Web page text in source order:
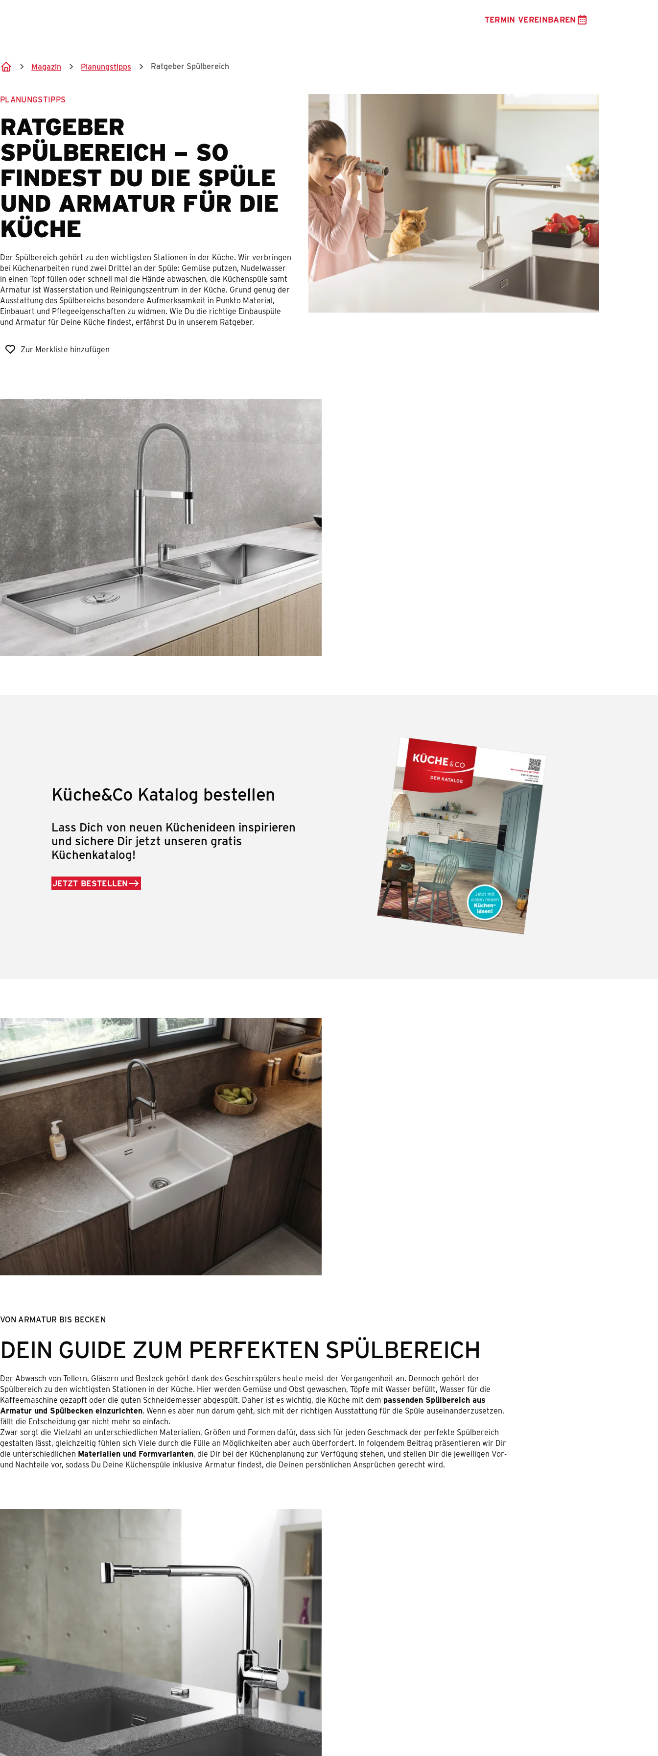
TERMIN VEREINBAREN
Magazin Planungstipps Ratgeber Spülbereich
PLANUNGSTIPPS
RATGEBER
SPÜLBEREICH – SO
FINDEST DU DIE SPÜLE
UND ARMATUR FÜR DIE
KÜCHE
Der Spülbereich gehört zu den wichtigsten Stationen in der Küche. Wir verbringen
bei Küchenarbeiten rund zwei Drittel an der Spüle: Gemüse putzen, Nudelwasser
in einen Topf füllen oder schnell mal die Hände abwaschen, die Küchenspüle samt
Armatur ist Wasserstation und Reinigungszentrum in der Küche. Grund genug der
Ausstattung des Spülbereichs besondere Aufmerksamkeit in Punkto Material,
Einbauart und Pflegeeigenschaften zu widmen. Wie Du die richtige Einbauspüle
und Armatur für Deine Küche findest, erfährst Du in unserem Ratgeber.
Zur Merkliste hinzufügen
Küche&Co Katalog bestellen
Lass Dich von neuen Küchenideen inspirieren
und sichere Dir jetzt unseren gratis
Küchenkatalog!
JETZT BESTELLEN
VON ARMATUR BIS BECKEN
DEIN GUIDE ZUM PERFEKTEN SPÜLBEREICH
Der Abwasch von Tellern, Gläsern und Besteck gehört dank des Geschirrspülers heute meist der Vergangenheit an. Dennoch gehört der
Spülbereich zu den wichtigsten Stationen in der Küche. Hier werden Gemüse und Obst gewaschen, Töpfe mit Wasser befüllt, Wasser für die
Kaffeemaschine gezapft oder die guten Schneidemesser abgespült. Daher ist es wichtig, die Küche mit dem passenden Spülbereich aus
Armatur und Spülbecken einzurichten. Wenn es aber nun darum geht, sich mit der richtigen Ausstattung für die Spüle auseinanderzusetzen,
fällt die Entscheidung gar nicht mehr so einfach.
Zwar sorgt die Vielzahl an unterschiedlichen Materialien, Größen und Formen dafür, dass sich für jeden Geschmack der perfekte Spülbereich
gestalten lässt, gleichzeitig fühlen sich Viele durch die Fülle an Möglichkeiten aber auch überfordert. In folgendem Beitrag präsentieren wir Dir
die unterschiedlichen Materialien und Formvarianten, die Dir bei der Küchenplanung zur Verfügung stehen, und stellen Dir die jeweiligen Vor-
und Nachteile vor, sodass Du Deine Küchenspüle inklusive Armatur findest, die Deinen persönlichen Ansprüchen gerecht wird.